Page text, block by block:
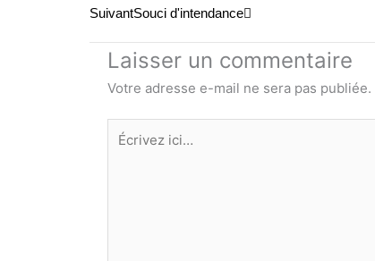
SuivantSouci d'intendance
Laisser un commentaire
Votre adresse e-mail ne sera pas publiée.
Écrivez
ici…